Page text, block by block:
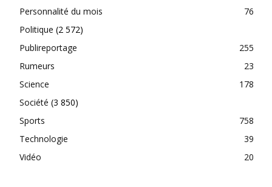
Personnalité du mois
76
Politique (2 572)
Publireportage
255
Rumeurs
23
Science
178
Société (3 850)
Sports
758
Technologie
39
Vidéo
20